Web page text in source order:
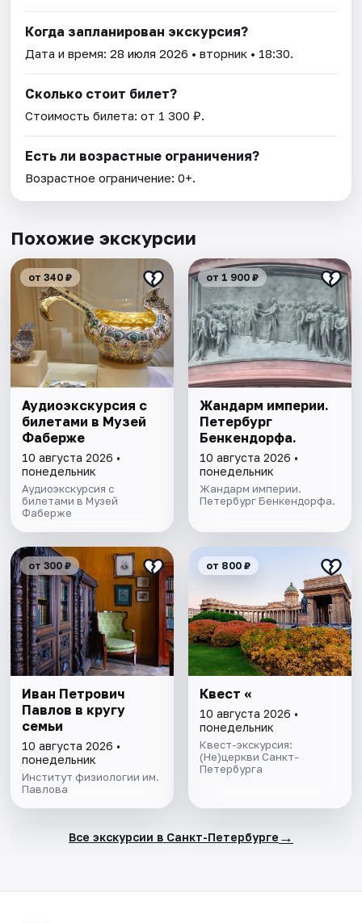
Когда запланирован экскурсия?
Дата и время:28 июля 2026 • вторник • 18:30.
Сколько стоит билет?
Стоимость билета: от 1 300 ₽.
Есть ли возрастные ограничения?
Возрастное ограничение: 0+.
Похожие экскурсии
от 340 ₽
Аудиоэкскурсия с
билетами в Музей
Фаберже
10 августа 2026 •
понедельник
Аудиоэкскурсия с
билетами в Музей
Фаберже
от 1 900 ₽
Жандарм империи.
Петербург
Бенкендорфа.
10 августа 2026 •
понедельник
Жандарм империи.
Петербург Бенкендорфа.
от 300 ₽
Иван Петрович
Павлов в кругу
семьи
10 августа 2026 •
понедельник
Институт физиологии им.
Павлова
от 800 ₽
Квест «
10 августа 2026 •
понедельник
Квест-экскурсия:
(Не)церкви Санкт-
Петербурга
Все экскурсии в Санкт-Петербурге →